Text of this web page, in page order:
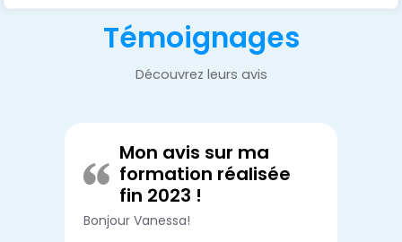
Témoignages
Découvrez leurs avis
Mon avis sur ma
formation réalisée
fin 2023 !
Bonjour Vanessa!